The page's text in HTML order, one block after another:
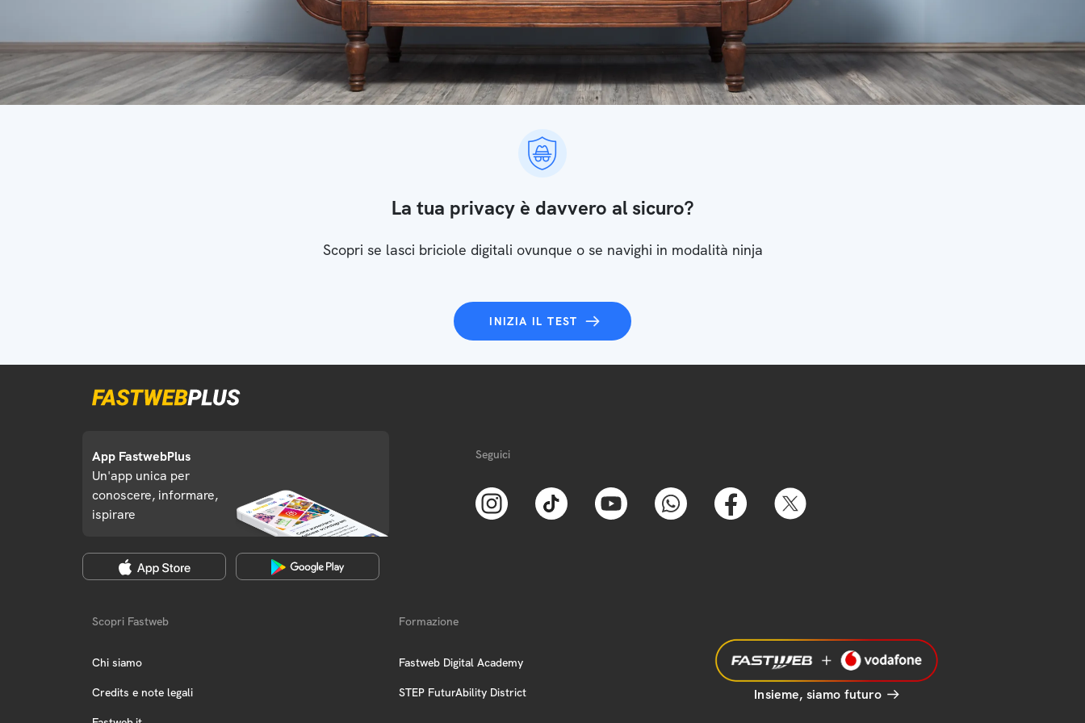
La tua privacy è davvero al sicuro?
Scopri se lasci briciole digitali ovunque o se navighi in modalità ninja
INIZIA IL TEST
App FastwebPlus
Un'app unica per
conoscere, informare,
ispirare
Seguici
Scopri Fastweb
Chi siamo
Credits e note legali
Formazione
Fastweb Digital Academy
STEP FuturAbility District Insieme, siamo futuro